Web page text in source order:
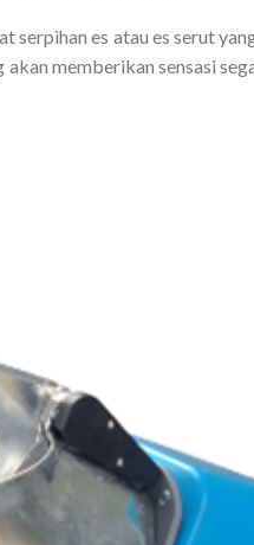
serpihan es atau es serut
memberikan sensasi